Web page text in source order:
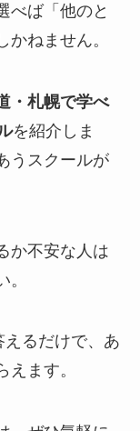
べば「他のと
ねません。
・札幌で学べ
を紹介しま
うスクールが
か不安な人は
るだけで、あ
ます。